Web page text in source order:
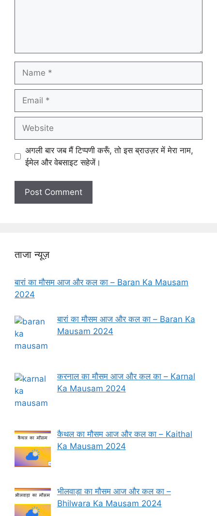
अगली बार जब मैं टिप्पणी करूँ, तो इस ब्राउज़र में मेरा नाम,
ईमेल और वेबसाइट सहेजें।
ताजा न्यूज़
बारां का मौसम आज और कल का – Baran Ka Mausam
2024
बारां का मौसम आज और कल का – Baran Ka
Mausam 2024
करनाल का मौसम आज और कल का – Karnal
Ka Mausam 2024
कैथल का मौसम आज और कल का – Kaithal
Ka Mausam 2024
भीलवाड़ा का मौसम आज और कल का –
Bhilwara Ka Mausam 2024